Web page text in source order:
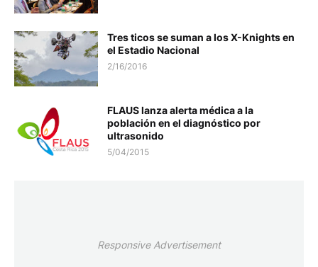
Tres ticos se suman a los X-Knights en
el Estadio Nacional
2/16/2016
FLAUS lanza alerta médica a la
población en el diagnóstico por
ultrasonido
5/04/2015
Responsive Advertisement